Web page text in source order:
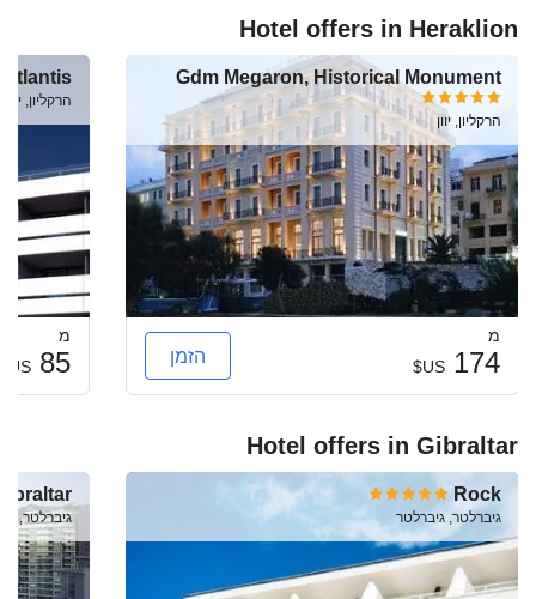
Hotel offers in Heraklion
Gdm Megaron, Historical Monument
הרקליון, יוון
מ
174
US$ הזמן
הרקליון, יוון
מ
85
US$
Hotel offers in Gibraltar
Rock
גיברלטר, גיברלטר גיברלטר,